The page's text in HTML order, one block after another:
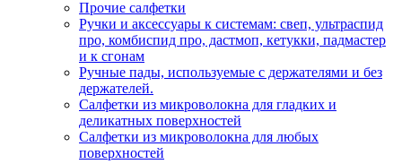
Прочие салфетки
Ручки и аксессуары к системам: свеп, ультраспид
про, комбиспид про, дастмоп, кетукки, падмастер
и к сгонам
Ручные пады, используемые с держателями и без
держателей.
Салфетки из микроволокна для гладких и
деликатных поверхностей
Салфетки из микроволокна для любых
поверхностей